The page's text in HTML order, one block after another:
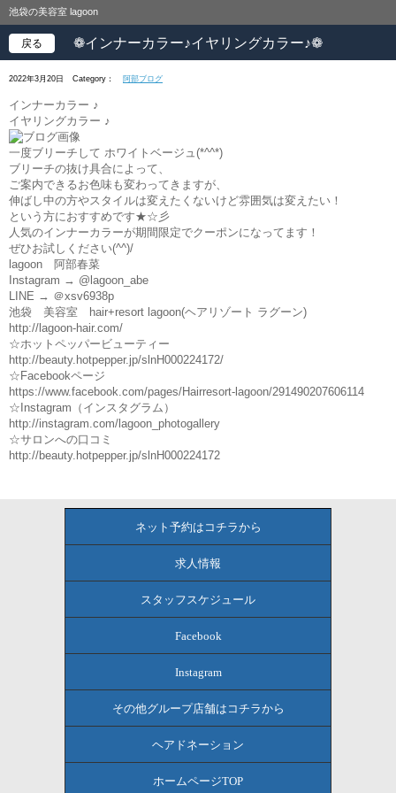
池袋の美容室 lagoon
❁インナーカラー♪イヤリングカラー♪❁
戻る
2022年3月20日 Category： 阿部ブログ
インナーカラー ♪
イヤリングカラー ♪
一度ブリーチして ホワイトベージュ(*^^*)
ブリーチの抜け具合によって、
ご案内できるお色味も変わってきますが、
伸ばし中の方やスタイルは変えたくないけど雰囲気は変えたい！
という方におすすめです★☆彡
人気のインナーカラーが期間限定でクーポンになってます！
ぜひお試しください(^^)/
lagoon 阿部春菜
Instagram → @lagoon_abe
LINE → ＠xsv6938p
池袋 美容室 hair+resort lagoon(ヘアリゾート ラグーン)
http://lagoon-hair.com/
☆ホットペッパービューティー
http://beauty.hotpepper.jp/slnH000224172/
☆Facebookページ
https://www.facebook.com/pages/Hairresort-lagoon/291490207606114
☆Instagram（インスタグラム）
http://instagram.com/lagoon_photogallery
☆サロンへの口コミ
http://beauty.hotpepper.jp/slnH000224172
ネット予約はコチラから
求人情報
スタッフスケジュール
Facebook
Instagram
その他グループ店舗はコチラから
ヘアドネーション
ホームページTOP